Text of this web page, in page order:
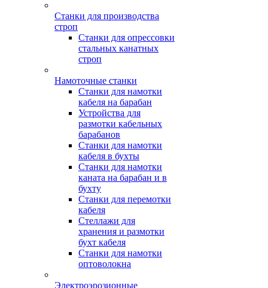
Станки для производства
строп
Станки для опрессовки
стальных канатных
строп
Намоточные станки
Станки для намотки
кабеля на барабан
Устройства для
размотки кабельных
барабанов
Станки для намотки
кабеля в бухты
Станки для намотки
каната на барабан и в
бухту
Станки для перемотки
кабеля
Стеллажи для
хранения и размотки
бухт кабеля
Станки для намотки
оптоволокна
Электроэрозионные